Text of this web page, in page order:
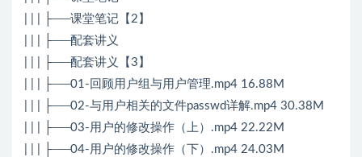
| | | ├──课堂笔记【2】
| | | ├──配套讲义
| | | ├──配套讲义【3】
| | | ├──01-回顾用户组与用户管理.mp4 16.88M
| | | ├──02-与用户相关的文件passwd详解.mp4 30.38M
| | | ├──03-用户的修改操作（上）.mp4 22.22M
| | | ├──04-用户的修改操作（下）.mp4 24.03M